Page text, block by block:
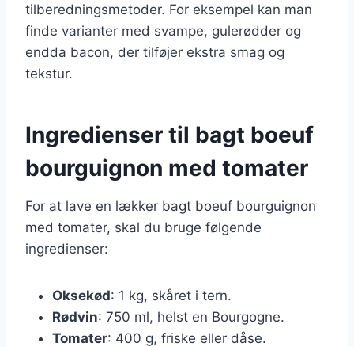
tilberedningsmetoder. For eksempel kan man
finde varianter med svampe, gulerødder og
endda bacon, der tilføjer ekstra smag og
tekstur.
Ingredienser til bagt boeuf
bourguignon med tomater
For at lave en lækker bagt boeuf bourguignon
med tomater, skal du bruge følgende
ingredienser:
Oksekød: 1 kg, skåret i tern.
Rødvin: 750 ml, helst en Bourgogne.
Tomater: 400 g, friske eller dåse.